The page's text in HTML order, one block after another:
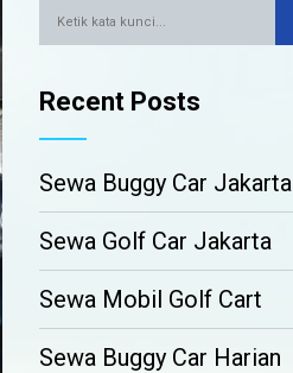
Recent Posts
Sewa Buggy Car Jakarta
Sewa Golf Car Jakarta
Sewa Mobil Golf Cart
Sewa Buggy Car Harian